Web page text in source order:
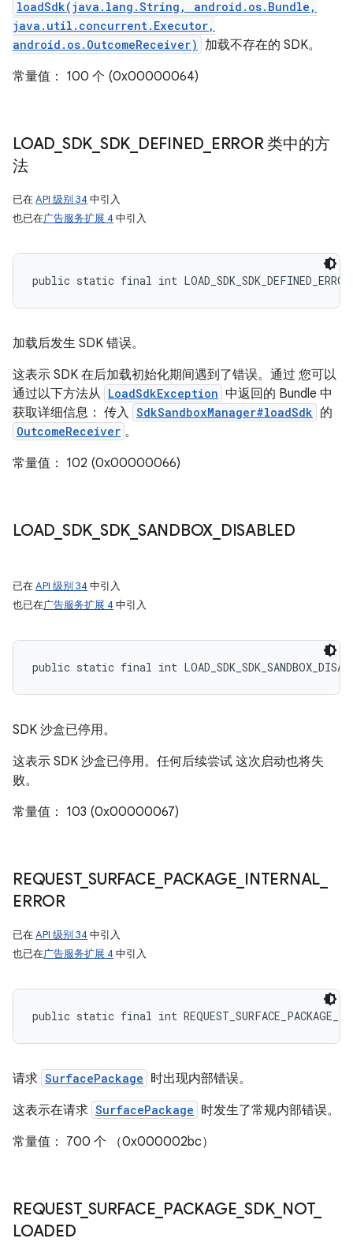
loadSdk(java.lang.String, android.os.Bundle,
java.util.concurrent.Executor,
android.os.OutcomeReceiver) 加载不存在的 SDK。
常量值： 100 个 (0x00000064)
LOAD SDK SDK DEFINED ERROR 类中的方
法
已在API 级别 34 中引入
也已在广告服务扩展 4 中引入
public static final int LOAD_SDK_SDK_DEFINED_ERROR
加载后发生 SDK 错误。
这表示 SDK 在后加载初始化期间遇到了错误。通过 您可以
通过以下方法从 LoadSdkException 中返回的 Bundle 中
获取详细信息： 传入 SdkSandboxManager#loadSdk 的
OutcomeReceiver 。
常量值： 102 (0x00000066)
LOAD SDK SDK SANDBOX DISABLED
已在API 级别 34 中引入
也已在广告服务扩展 4 中引入
public static final int
SDK 沙盒已停用。
这表示 SDK 沙盒已停用。任何后续尝试 这次启动也将失
败。
常量值： 103 (0x00000067)
REQUEST_ SURFACE PACKAGE INTERNAL
ERROR
已在API 级别 34 中引入
也已在广告服务扩展 4 中引入
public static final int
请求 SurfacePackage 时出现内部错误。
这表示在请求 SurfacePackage 时发生了常规内部错误。
常量值： 700 个 （0x000002bc）
REQUEST_ SURFACE PACKAGE SDK_ NOT_
LOADED